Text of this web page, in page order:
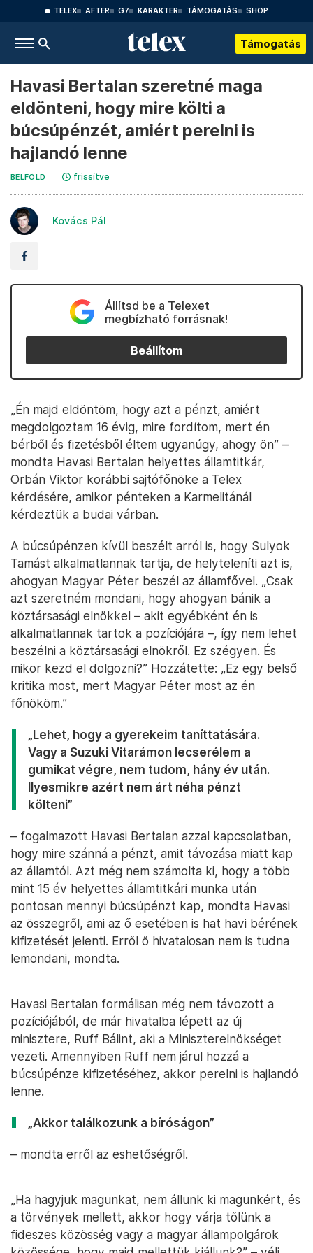
TELEX AFTER G7 KARAKTER TÁMOGATÁS SHOP
Támogatás
Havasi Bertalan szeretné maga
eldönteni, hogy mire költi a
búcsúpénzét, amiért perelni is
hajlandó lenne
BELFÖLD frissítve
Kovács Pál
Állítsd be a Telexet
megbízható forrásnak!
Beállítom
„Én majd eldöntöm, hogy azt a pénzt, amiért
megdolgoztam 16 évig, mire fordítom, mert én
bérből és fizetésből éltem ugyanúgy, ahogy ön” –
mondta Havasi Bertalan helyettes államtitkár,
Orbán Viktor korábbi sajtófőnöke a Telex
kérdésére, amikor pénteken a Karmelitánál
kérdeztük a budai várban.
A búcsúpénzen kívül beszélt arról is, hogy Sulyok
Tamást alkalmatlannak tartja, de helyteleníti azt is,
ahogyan Magyar Péter beszél az államfővel. „Csak
azt szeretném mondani, hogy ahogyan bánik a
köztársasági elnökkel – akit egyébként én is
alkalmatlannak tartok a pozíciójára –, így nem lehet
beszélni a köztársasági elnökről. Ez szégyen. És
mikor kezd el dolgozni?” Hozzátette: „Ez egy belső
kritika most, mert Magyar Péter most az én
főnököm.”
„Lehet, hogy a gyerekeim taníttatására.
Vagy a Suzuki Vitarámon lecserélem a
gumikat végre, nem tudom, hány év után.
Ilyesmikre azért nem árt néha pénzt
költeni”
– fogalmazott Havasi Bertalan azzal kapcsolatban,
hogy mire szánná a pénzt, amit távozása miatt kap
az államtól. Azt még nem számolta ki, hogy a több
mint 15 év helyettes államtitkári munka után
pontosan mennyi búcsúpénzt kap, mondta Havasi
az összegről, ami az ő esetében is hat havi bérének
kifizetését jelenti. Erről ő hivatalosan nem is tudna
lemondani, mondta.
Havasi Bertalan formálisan még nem távozott a
pozíciójából, de már hivatalba lépett az új
minisztere, Ruff Bálint, aki a Miniszterelnökséget
vezeti. Amennyiben Ruff nem járul hozzá a
búcsúpénze kifizetéséhez, akkor perelni is hajlandó
lenne.
„Akkor találkozunk a bíróságon”
– mondta erről az eshetőségről.
„Ha hagyjuk magunkat, nem állunk ki magunkért, és
a törvények mellett, akkor hogy várja tőlünk a
fideszes közösség vagy a magyar állampolgárok